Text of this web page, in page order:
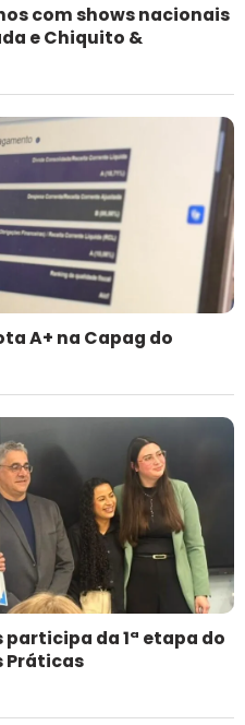
com shows nacionais
e Chiquito &
A+ na Capag do
da 1ª etapa do
Práticas